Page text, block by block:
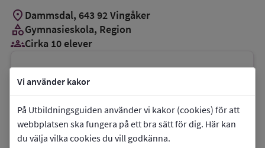
Vi använder kakor
På Utbildningsguiden använder vi kakor (cookies) för att
webbplatsen ska fungera på ett bra sätt för dig. Här kan
du välja vilka cookies du vill godkänna.
location_on Dammsdal, 64392Vingåker
categoryGymnasieskola, Region
groups_3Cirka 10 elever
Vill du kontakta skolan?
phoneTelefon:0151-524300
mailE-post:dammsdal.info@regionsormland.se
link Webbplats: Dammsdalskolan gymnasieskola